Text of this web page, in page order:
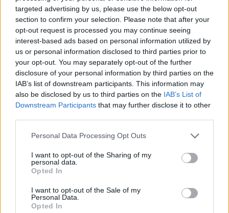
targeted advertising by us, please use the below opt-out
section to confirm your selection. Please note that after your
opt-out request is processed you may continue seeing
interest-based ads based on personal information utilized by
us or personal information disclosed to third parties prior to
your opt-out. You may separately opt-out of the further
disclosure of your personal information by third parties on the
IAB’s list of downstream participants. This information may
also be disclosed by us to third parties on the IAB’s List of
Downstream Participants that may further disclose it to other
Please note that this website/app uses one or more Google
not limited to your visit or usage behaviour. You may click to
grant or deny consent to Google and its third-party tags to
use your data for below specified purposes in below Google
consent section.
Personal Data Processing Opt Outs
I want to opt-out of the Sharing of my
personal data.
Opted In
I want to opt-out of the Sale of my
Personal Data.
Opted In
concerti tematici e il cofanetto da collezione,
mentre le performance dal vivo forniscono esempi
concreti e tangibili dei capitoli musicali discussi
nella serie. Per gli appassionati, si tratta di un
pacchetto di esperienze complementari che va dal
racconto riflessivo alla celebrazione collettiva.
AUTORE
rientro di una cronista napoletana durante una
crisi diplomatica, gestendo contatti con
consolati; è corrispondente esteri che
definisce linee editoriali sulla geopolitica. Nato
a Napoli, parla dialetto locale e mantiene
rapporti con ONG partenopee.